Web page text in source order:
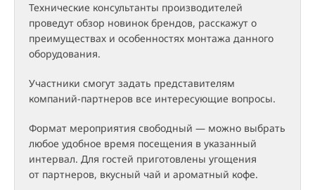
Технические консультанты производителей
проведут обзор новинок брендов, расскажут о
преимуществах и особенностях монтажа данного
оборудования.
Участники смогут задать представителям
компаний-партнеров все интересующие вопросы.
Формат мероприятия свободный — можно выбрать
любое удобное время посещения в указанный
интервал. Для гостей приготовлены угощения
от партнеров, вкусный чай и ароматный кофе.